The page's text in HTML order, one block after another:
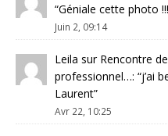
“Géniale cette photo !!!
Juin 2, 09:14
Leila sur Rencontre
professionnel…: “j’ai
Laurent”
Avr 22, 10:25